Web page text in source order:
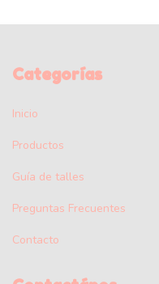
Categorías
Inicio
Productos
Guía de talles
Preguntas Frecuentes
Contacto